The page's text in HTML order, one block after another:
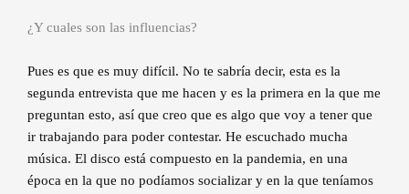
¿Y cuales son las influencias?
Pues es que es muy difícil. No te sabría decir, esta es la
segunda entrevista que me hacen y es la primera en la que me
preguntan esto, así que creo que es algo que voy a tener que
ir trabajando para poder contestar. He escuchado mucha
música. El disco está compuesto en la pandemia, en una
época en la que no podíamos socializar y en la que teníamos